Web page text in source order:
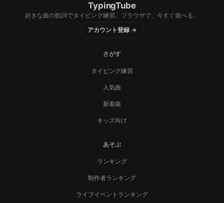
TypingTube
好きな曲の歌詞でタイピング練習。ブラウザで、今すぐ遊べる。
アカウント登録 →
さがす
タイピング練習
人気曲
新着曲
キッズ向け
あそぶ
ランキング
制作者ランキング
ライブイベントランキング